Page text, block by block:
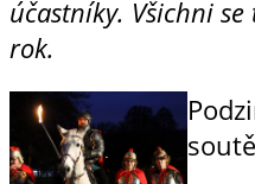
účastníky. Všichni
rok.